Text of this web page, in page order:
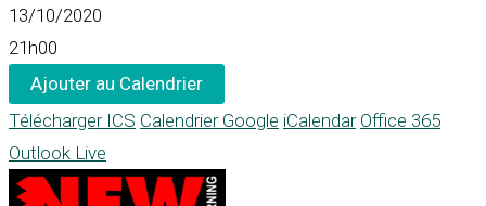
13/10/2020
21h00
Ajouter au Calendrier
Télécharger ICS Calendrier Google iCalendar Office 365
Outlook Live